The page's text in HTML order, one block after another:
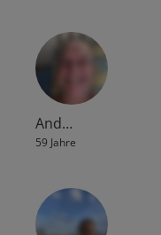
And…
59 Jahre